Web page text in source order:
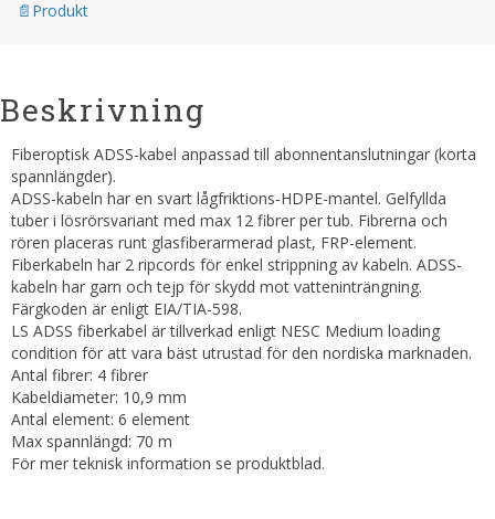
Produkt
Beskrivning
Fiberoptisk ADSS-kabel anpassad till abonnentanslutningar (korta
spannlängder).
ADSS-kabeln har en svart lågfriktions-HDPE-mantel. Gelfyllda
tuber i lösrörsvariant med max 12 fibrer per tub. Fibrerna och
rören placeras runt glasfiberarmerad plast, FRP-element.
Fiberkabeln har 2 ripcords för enkel strippning av kabeln. ADSS-
kabeln har garn och tejp för skydd mot vatteninträngning.
Färgkoden är enligt EIA/TIA-598.
LS ADSS fiberkabel är tillverkad enligt NESC Medium loading
condition för att vara bäst utrustad för den nordiska marknaden.
Antal fibrer: 4 fibrer
Kabeldiameter: 10,9 mm
Antal element: 6 element
Max spannlängd: 70 m
För mer teknisk information se produktblad.